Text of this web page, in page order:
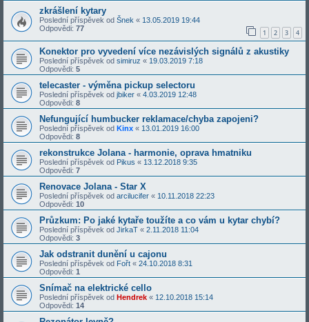
zkrášlení kytary
Poslední příspěvek od Šnek « 13.05.2019 19:44
Odpovědi: 77 1 2 3 4
Konektor pro vyvedení více nezávislých signálů z akustiky
Poslední příspěvek od simiruz « 19.03.2019 7:18
Odpovědi: 5
telecaster - výměna pickup selectoru
Poslední příspěvek od jbiker « 4.03.2019 12:48
Odpovědi: 8
Nefungující humbucker reklamace/chyba zapojeni?
Poslední příspěvek od Kinx « 13.01.2019 16:00
Odpovědi: 8
rekonstrukce Jolana - harmonie, oprava hmatniku
Poslední příspěvek od Pikus « 13.12.2018 9:35
Odpovědi: 7
Renovace Jolana - Star X
Poslední příspěvek od arcilucifer « 10.11.2018 22:23
Odpovědi: 10
Průzkum: Po jaké kytaře toužíte a co vám u kytar chybí?
Poslední příspěvek od JirkaT « 2.11.2018 11:04
Odpovědi: 3
Jak odstranit dunění u cajonu
Poslední příspěvek od Fořt « 24.10.2018 8:31
Odpovědi: 1
Snímač na elektrické cello
Poslední příspěvek od Hendrek « 12.10.2018 15:14
Odpovědi: 14